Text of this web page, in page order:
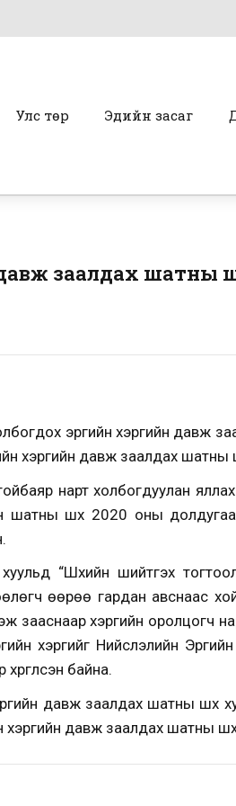
Улс төр Эдийн засаг
заалдах шатны
эрүүгийн хэргийн давж
хэргийн давж заалдах шатны
нарт холбогдуулан яллах
шатны шүүх 2020 оны
“Шүүхийн шийтгэх
өөрөө гардан авснаас
гэж зааснаар хэргийн
хэргийг Нийслэлийн
байна.
давж заалдах шатны
хэргийн давж заалдах шатны